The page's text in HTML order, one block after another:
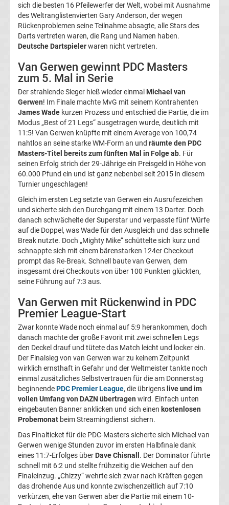
Liga
Tabelle
Pokal
Ergebnisse
Champions
League
Tabelle
Champions
League
Ergebnisse
Europa
League
Tabelle
Europa
League
Ergebnisse
Conference
League
Erg.
sich die besten 16 Pfeilewerfer der Welt, wobei mit Ausnahme
des Weltranglistenvierten Gary Anderson, der wegen
Rückenproblemen seine Teilnahme absagte, alle Stars des
Darts vertreten waren, die Rang und Namen haben.
Deutsche Dartspielerwaren nicht vertreten.
Van Gerwen gewinnt PDC Masters
zum 5. Mal in Serie
Der strahlende Sieger hieß wieder einmal Michael van
Gerwen! Im Finale machte MvG mit seinem Kontrahenten
James Wade kurzen Prozess und entschied die Partie, die im
Modus „Best of 21 Legs“ ausgetragen wurde, deutlich mit
11:5! Van Gerwen knüpfte mit einem Average von 100,74
nahtlos an seine starke WM-Form an und räumte den PDC
Masters-Titel bereits zum fünften Mal in Folge ab. Für
seinen Erfolg strich der 29-Jährige ein Preisgeld in Höhe von
60.000 Pfund ein und ist ganz nebenbei seit 2015 in diesem
Turnier ungeschlagen!
Gleich im ersten Leg setzte van Gerwen ein Ausrufezeichen
und sicherte sich den Durchgang mit einem 13 Darter. Doch
danach schwächelte der Superstar und verpasste fünf Würfe
auf die Doppel, was Wade für den Ausgleich und das schnelle
Break nutzte. Doch „Mighty Mike“ schüttelte sich kurz und
schnappte sich mit einem bärenstarken 124er Checkout
prompt das Re-Break. Schnell baute van Gerwen, dem
insgesamt drei Checkouts von über 100 Punkten glückten,
seine Führung auf 7:3 aus.
Van Gerwen mit Rückenwind in PDC
Premier League-Start
Zwar konnte Wade noch einmal auf 5:9 herankommen, doch
danach machte der große Favorit mit zwei schnellen Legs
den Deckel drauf und tütete das Match leicht und locker ein.
Der Finalsieg von van Gerwen war zu keinem Zeitpunkt
wirklich ernsthaft in Gefahr und der Weltmeister tankte noch
einmal zusätzliches Selbstvertrauen für die am Donnerstag
beginnendePDC Premier League, die übrigenslive und im
vollen Umfang von DAZN übertragen wird. Einfach unten
eingebauten Banner anklicken und sich einen kostenlosen
Probemonat beim Streamingdienst sichern.
Das Finalticket für die PDC-Masters sicherte sich Michael van
Gerwen wenige Stunden zuvor im ersten Halbfinale dank
eines 11:7-Erfolges über Dave Chisnall. Der Dominator führte
schnell mit 6:2 und stellte frühzeitig die Weichen auf den
Finaleinzug. „Chizzy“ wehrte sich zwar nach Kräften gegen
das drohende Aus und konnte zwischenzeitlich auf 7:10
verkürzen, ehe van Gerwen aber die Partie mit einem 10-